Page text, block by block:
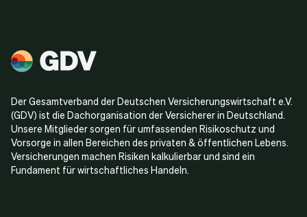
Der Gesamtverband der Deutschen Versicherungswirtschaft e.V.
(GDV) ist die Dachorganisation der Versicherer in Deutschland.
Unsere Mitglieder sorgen für umfassenden Risikoschutz und
Vorsorge in allen Bereichen des privaten & öffentlichen Lebens.
Versicherungen machen Risiken kalkulierbar und sind ein
Fundament für wirtschaftliches Handeln.